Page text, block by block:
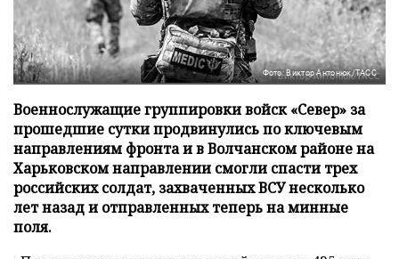
Фото: Виктор Антонюк/ТАСС
Военнослужащие группировки войск «Север» за
прошедшие сутки продвинулись по ключевым
направлениям фронта и в Волчанском районе на
Харьковском направлении смогли спасти трех
российских солдат, захваченных ВСУ несколько
лет назад и отправленных теперь на минные
поля.